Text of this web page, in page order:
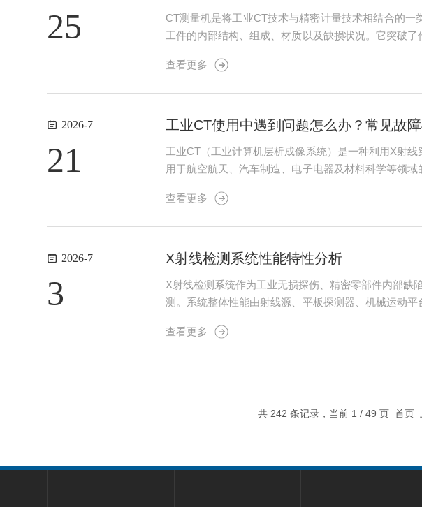
25
CT测量机是将工业CT技术与精密计量技术相结合的
工件的内部结构、组成、材质以及缺损状况。它突破
程中，工件在精密转台上旋转，X射线源和探测器从多
查看更多
2026-7
21
工业CT使用中遇到问题怎么办？常见故
工业CT（工业计算机层析成像系统）是一种利用X射
用于航空航天、汽车制造、电子电器及材料科学等领
或重建质量下降等问题。及时识别故障现象、分析原因
查看更多
2026-7
3
X射线检测系统性能特性分析
X射线检测系统作为工业无损探伤、精密零部件内部缺
测。系统整体性能由射线源、平板探测器、机械运动
检测数据准确度与批量生产检测效率。一、成像核心性
查看更多
共 242 条记录，当前 1 / 49 页 首页